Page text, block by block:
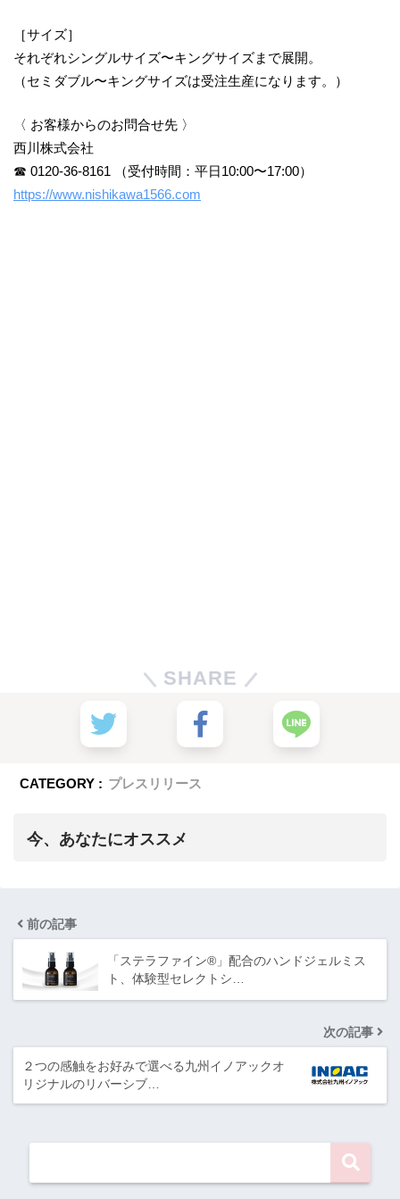
［サイズ］
それぞれシングルサイズ〜キングサイズまで展開。
（セミダブル〜キングサイズは受注生産になります。）
〈 お客様からのお問合せ先 〉
西川株式会社
☎ 0120-36-8161 （受付時間：平日10:00〜17:00）
https://www.nishikawa1566.com
SHARE
CATEGORY : プレスリリース
今、あなたにオススメ
前の記事
「ステラファイン®」配合のハンドジェルミス
ト、体験型セレクトシ…
次の記事
２つの感触をお好みで選べる九州イノアックオ
リジナルのリバーシブ…